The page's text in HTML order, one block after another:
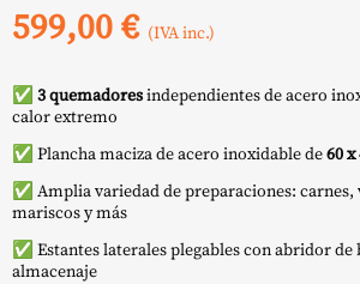
599,00€ (IVA inc.)
✅ 3 quemadoresindependientes de acero
calor extremo
✅ Plancha maciza de acero inoxidable de60
✅ Amplia variedad de preparaciones: carnes,
mariscos y más
✅ Estantes laterales plegables con abridor de
almacenaje